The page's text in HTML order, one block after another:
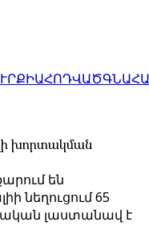
ՀՈԴՎԱԾ
խորտակման
են
նեղուցում 65
լաստանավ է